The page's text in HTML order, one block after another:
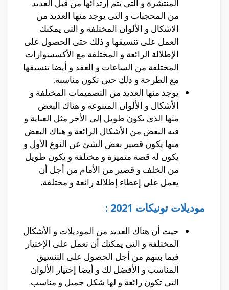
المنتشرة و التى يتم إرتدائها من قبل العديد
من المحجبات و التى يوجد منها العديد من
الاشكال و الألوان المختلفة و التى يمكنك
العمل على تنسيقها و ذلك حتى الحصول على
الإطلالة الرائعة و المختلفة مع الأكسسوارات
المختلفة من الساعات و العقد و أيضا تنسيقها
مع الطرحة و ذلك حتى تكون مناسبة.
يوجد منها العديد من التصميمات المختلفة و
الأشكال و الألوان المتنوعة و هناك البعض
منها الذى يكون طويل إلى الأخر مثل العباية و
فيه البعض من الأشكال الرائعة و هناك البعض
منها يكون قصير بعض الشئ عن النوع الأول و
يكون له قصة متميزة و مختلفة و يكون طويل
من الخلف و قصير من الأمام من أجل أن
يعمل على إعطاء إطلالة رائعة و مختلفة.
موديلات تونيكات 2021 :
حيث أن هناك العديد من الموديلات و الأشكال
المختلفة و التى يمكنك أن تعمل على الإختيار
فيما بينهم من أجل الحصول على التنسيق
المناسب و الأفضل لك و أيضا إختيار الألوان
التى تكون رائعة و لها شكل جميل و مناسب.